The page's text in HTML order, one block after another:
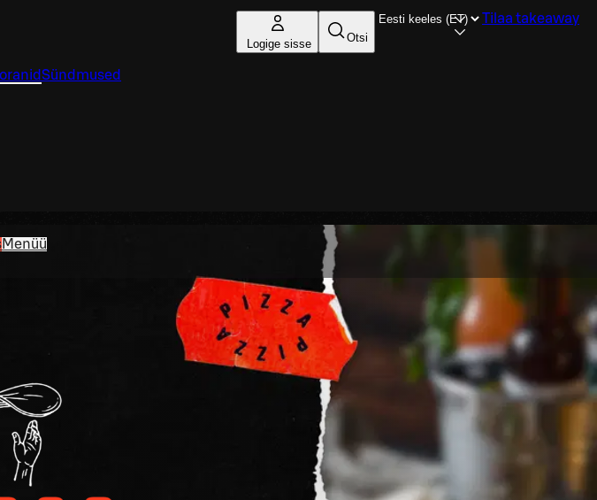
Logige sisse Otsi
Tilaa takeaway
Sündmused
Menüü